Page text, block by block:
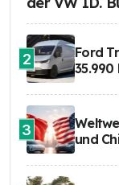
2
Ford
3
und